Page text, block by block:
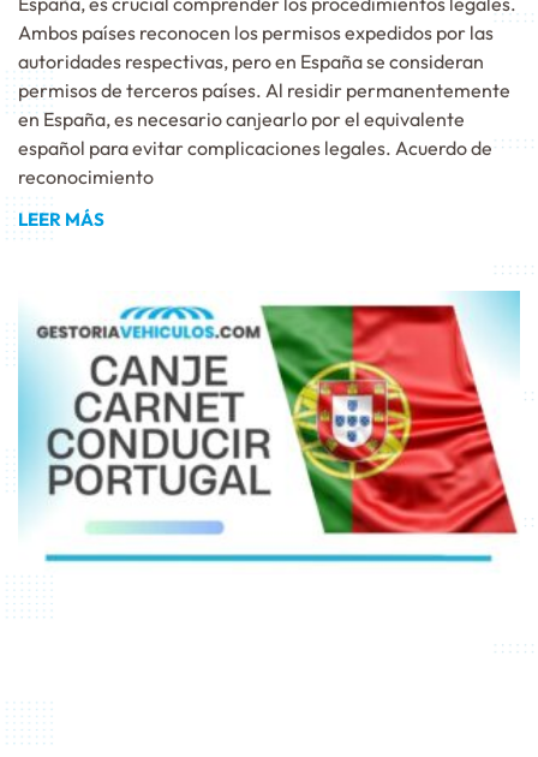
Ambos países reconocen los permisos expedidos por las
autoridades respectivas, pero en España se consideran
permisos de terceros países. Al residir permanentemente
en España, es necesario canjearlo por el equivalente
español para evitar complicaciones legales. Acuerdo de
reconocimiento
LEER MÁS